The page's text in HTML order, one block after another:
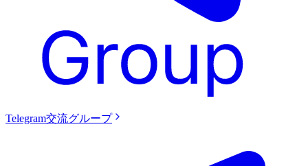
Telegram交流グループ